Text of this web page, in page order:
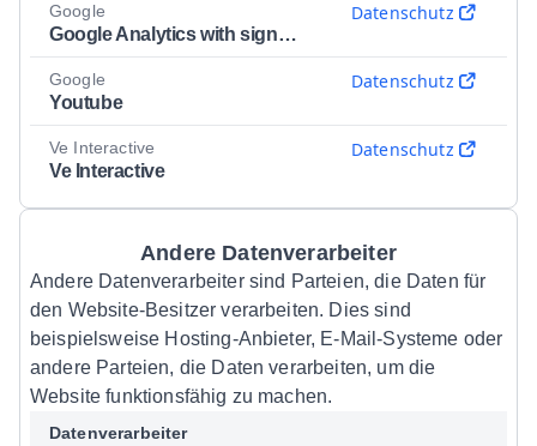
Google
Google Analytics with signals
Datenschutz
Google
Youtube
Datenschutz
Ve Interactive
Ve Interactive
Datenschutz
Andere Datenverarbeiter
Andere Datenverarbeiter sind Parteien, die Daten für
den Website-Besitzer verarbeiten. Dies sind
beispielsweise Hosting-Anbieter, E-Mail-Systeme oder
andere Parteien, die Daten verarbeiten, um die
Website funktionsfähig zu machen.
Datenverarbeiter